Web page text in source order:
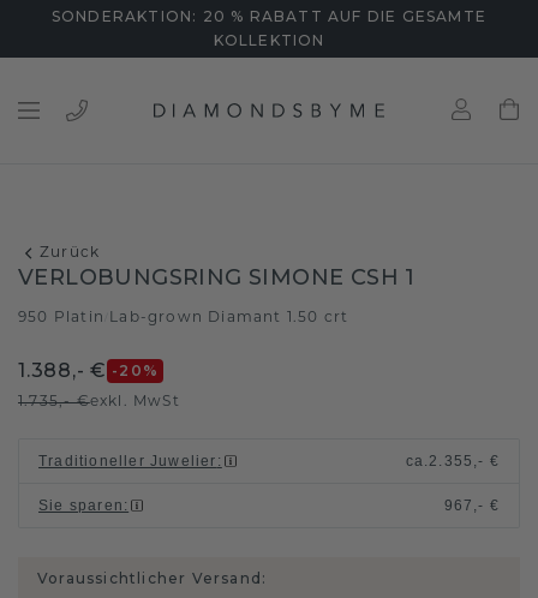
SONDERAKTION: 20 % RABATT AUF DIE GESAMTE
KOLLEKTION
Zurück
VERLOBUNGSRING SIMONE CSH 1
950 Platin Lab-grown Diamant 1.50 crt
1.388,- € -20 %
1.735,- €exkl. MwSt
Traditioneller Juwelier : ca.2.355,- €
Sie sparen : 967,- €
Voraussichtlicher Versand: